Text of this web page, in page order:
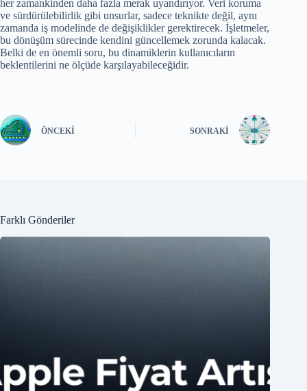
her zamankinden daha fazla merak uyandırıyor. Veri koruma
ve sürdürülebilirlik gibi unsurlar, sadece teknikte değil, aynı
zamanda iş modelinde de değişiklikler gerektirecek. İşletmeler,
bu dönüşüm sürecinde kendini güncellemek zorunda kalacak.
Belki de en önemli soru, bu dinamiklerin kullanıcıların
beklentilerini ne ölçüde karşılayabileceğidir.
ÖNCEKI SONRAKI
Farklı Gönderiler